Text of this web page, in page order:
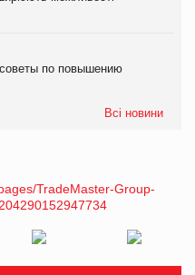
по повышению
Всі новини